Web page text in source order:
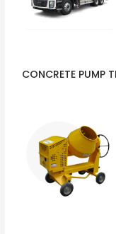
CONCRETE PUMP